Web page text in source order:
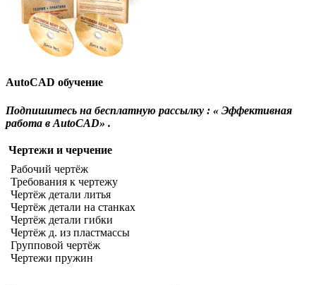
AutoCAD обучение
Подпишитесь на бесплатную рассылку : « Эффективная
работа в AutoCAD» .
Чертежи и черчение
Рабочий чертёж
Требования к чертежу
Чертёж детали литья
Чертёж детали на станках
Чертёж детали гибки
Чертёж д. из пластмассы
Групповой чертёж
Чертежи пружин